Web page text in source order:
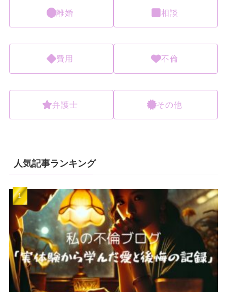
離婚 相談
費用 不倫
弁護士 その他
人気記事ランキング